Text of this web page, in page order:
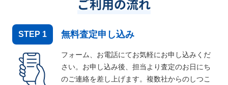
ご利用の流れ
STEP 1 無料査定申し込み
フォーム、お電話にてお気軽にお申し込みくだ
さい。お申し込み後、担当より査定のお日にち
のご連絡を差し上げます。複数社からのしつこ